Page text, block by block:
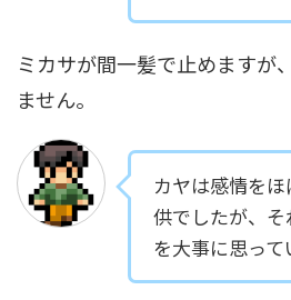
ミカサが間一髪で止めますが
ません。
カヤは感情を
供でしたが、
を大事に思って